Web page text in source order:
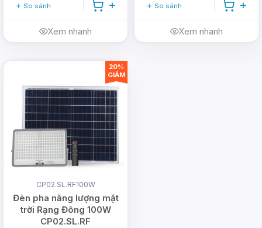
So sánh
Xem nhanh
So sánh
Xem nhanh
CP02.SL.RF100W
Đèn pha năng lượng mặt
trời Rạng Đông 100W
CP02.SL.RF
20%
GIẢM